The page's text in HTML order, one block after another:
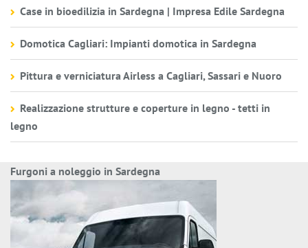
Case in bioedilizia in Sardegna | Impresa Edile Sardegna
Domotica Cagliari: Impianti domotica in Sardegna
Pittura e verniciatura Airless a Cagliari, Sassari e Nuoro
Realizzazione strutture e coperture in legno - tetti in
legno
Furgoni a noleggio in Sardegna